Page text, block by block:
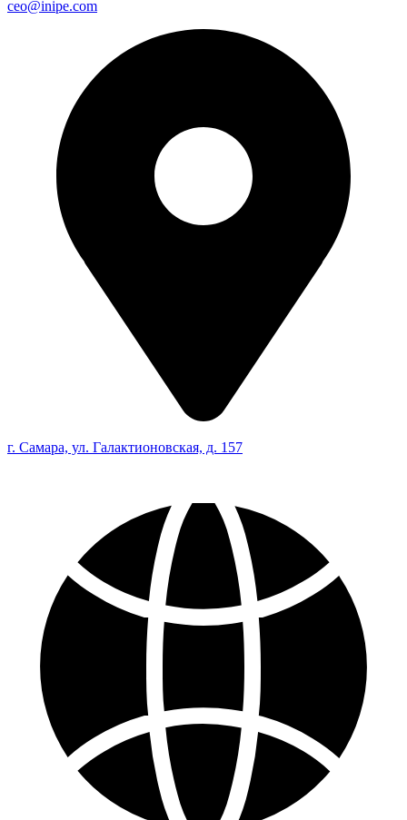
ceo@inipe.com
г. Самара, ул. Галактионовская, д. 157